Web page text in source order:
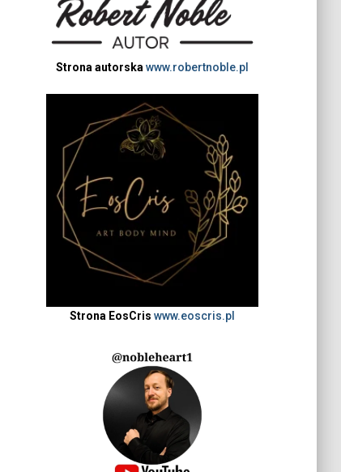
Strona autorska www.robertnoble.pl
Strona EosCris www.eoscris.pl